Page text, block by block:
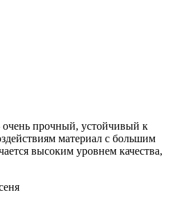
прочный, устойчивый к
материал с большим
высоким уровнем качества,